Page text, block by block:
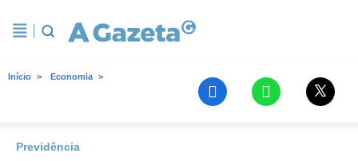
Início Economia
Previdência